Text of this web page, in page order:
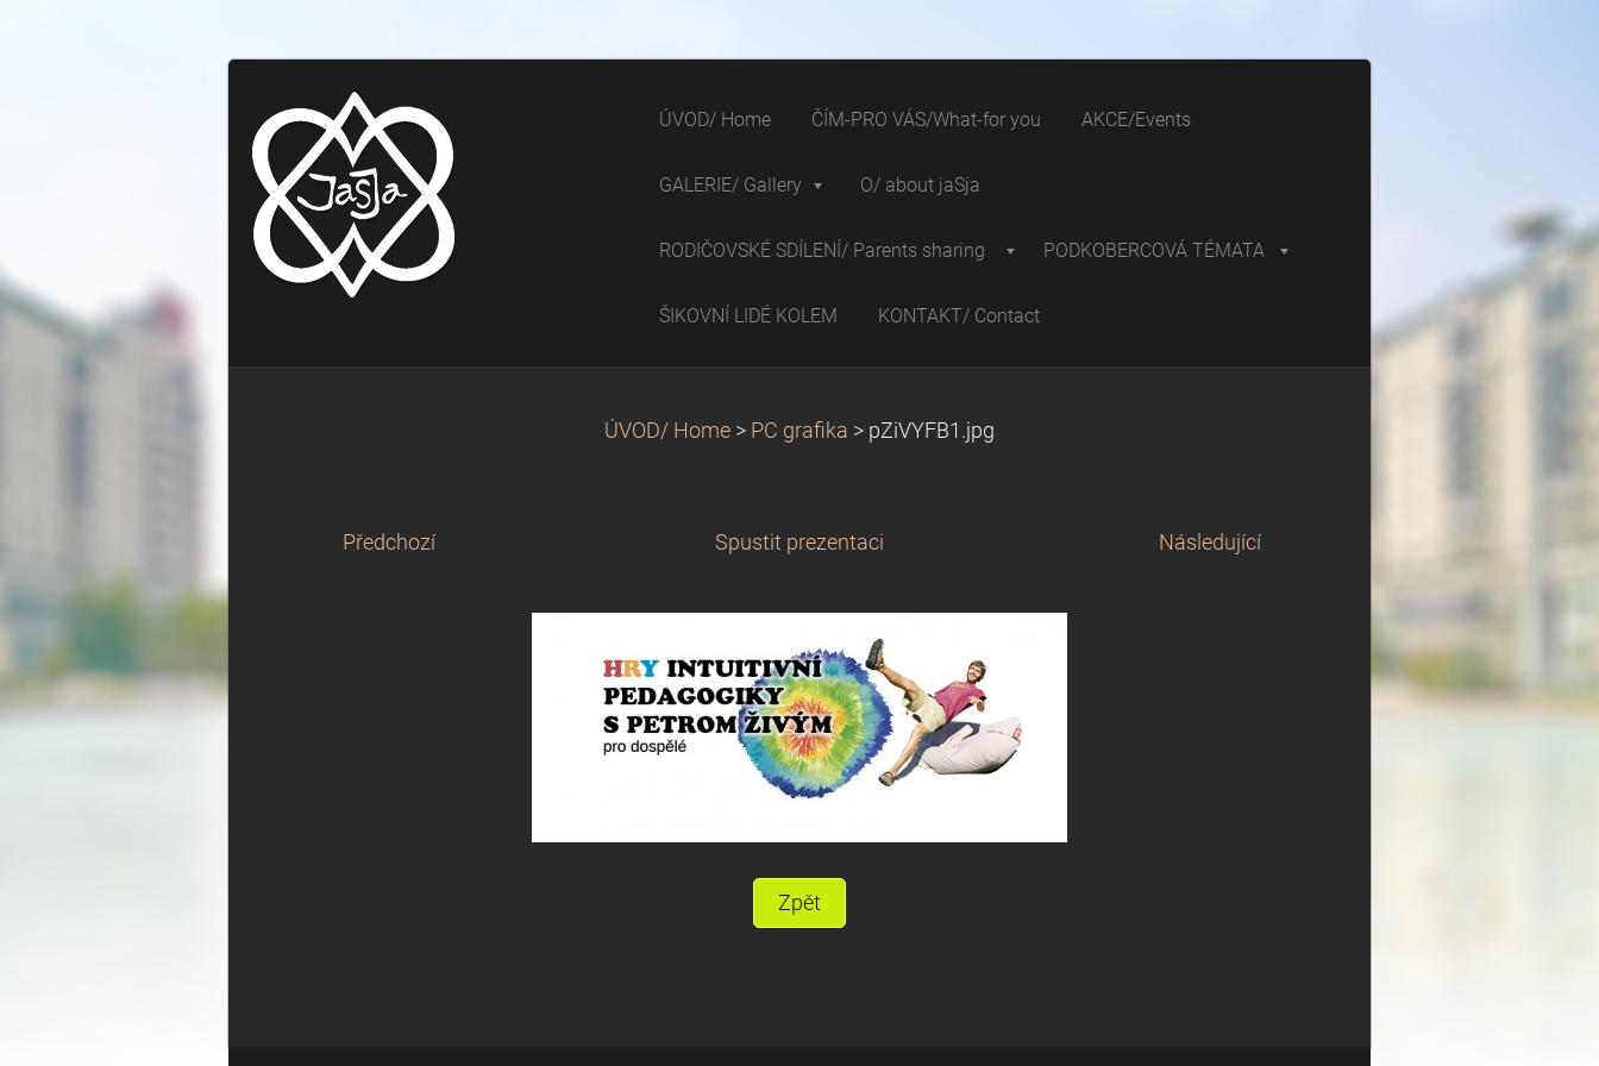
ÚVOD/ Home ČÍM-PRO VÁS/What-for you AKCE/Events
GALERIE/ Gallery O/ about jaSja
RODIČOVSKÉ SDÍLENÍ/ Parents sharing PODKOBERCOVÁ TÉMATA
ŠIKOVNÍ LIDÉ KOLEM KONTAKT/ Contact
ÚVOD/ Home > PC grafika > pZiVYFB1.jpg
Předchozí Spustit prezentaci Následující
Zpět